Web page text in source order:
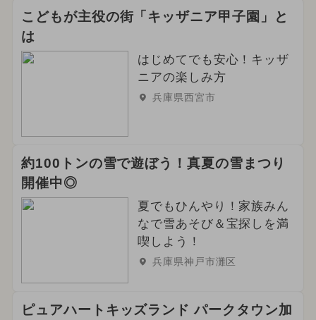
こどもが主役の街「キッザニア甲子園」と
は
はじめてでも安心！キッザ
ニアの楽しみ方
兵庫県西宮市
約100トンの雪で遊ぼう！真夏の雪まつり
開催中◎
夏でもひんやり！家族みん
なで雪あそび＆宝探しを満
喫しよう！
兵庫県神戸市灘区
ピュアハートキッズランド パークタウン加